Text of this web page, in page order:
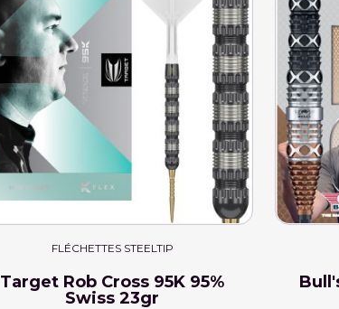
FLÉCHETTES STEELTIP
Target Rob Cross 95K 95%
Swiss 23gr